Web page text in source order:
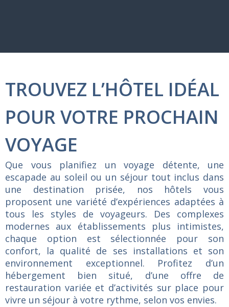
TROUVEZ L’HÔTEL IDÉAL
POUR VOTRE PROCHAIN
VOYAGE
Que vous planifiez un voyage détente, une
escapade au soleil ou un séjour tout inclus dans
une destination prisée, nos hôtelsvous
proposent une variété d’expériences adaptées à
tous les styles de voyageurs. Des complexes
modernes aux établissements plus intimistes,
chaque option est sélectionnée pour son
confort, la qualité de ses installations et son
environnement exceptionnel. Profitez d’un
hébergement bien situé, d’une offre de
restauration variée et d’activités sur place pour
vivre un séjour à votre rythme, selon vos envies.